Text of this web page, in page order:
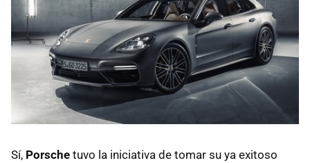
Sí, Porsche tuvo la iniciativa de tomar su ya exitoso